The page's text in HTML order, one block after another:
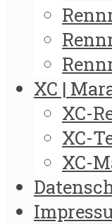
XC |
XC-
XC-
XC-